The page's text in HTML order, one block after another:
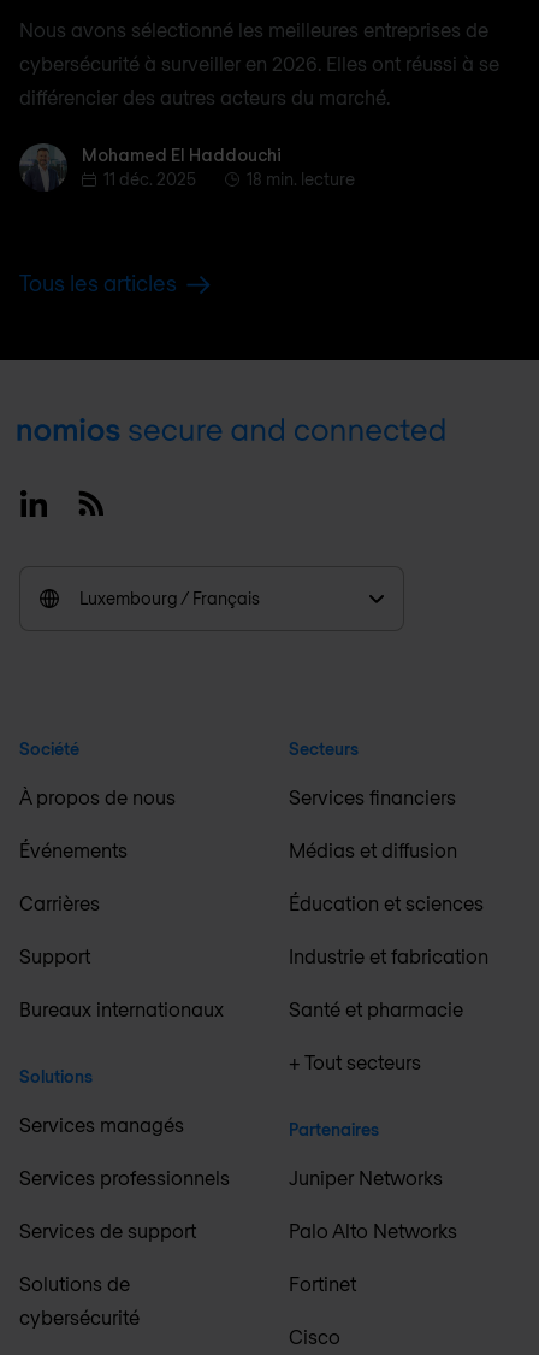
Nous avons sélectionné les meilleures entreprises de
cybersécurité à surveiller en 2026. Elles ont réussi à se
différencier des autres acteurs du marché.
Mohamed El Haddouchi
Mohamed El Haddouchi
11 déc. 2025
18 min. lecture
Tous les articles
Footer
LinkedinRSS
Luxembourg / Français
Société
À propos de nous
Événements
Carrières
Support
Bureaux internationaux
Solutions
Services managés
Services professionnels
Services de support
Solutions de
cybersécurité
Secteurs
Services financiers
Médias et diffusion
Éducation et sciences
Industrie et fabrication
Santé et pharmacie
+ Tout secteurs
Partenaires
Juniper Networks
Palo Alto Networks
Fortinet
Cisco